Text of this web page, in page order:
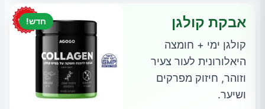
חדש! אבקת קולגן
קולגן ימי + חומצה
היאלורונית לעור צעיר
וזוהר, חיזוק מפרקים
ושיער.